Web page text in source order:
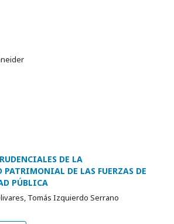
DE LA
PATRIMONIAL DE LAS FUERZAS DE
PÚBLICA
Tomás Izquierdo Serrano